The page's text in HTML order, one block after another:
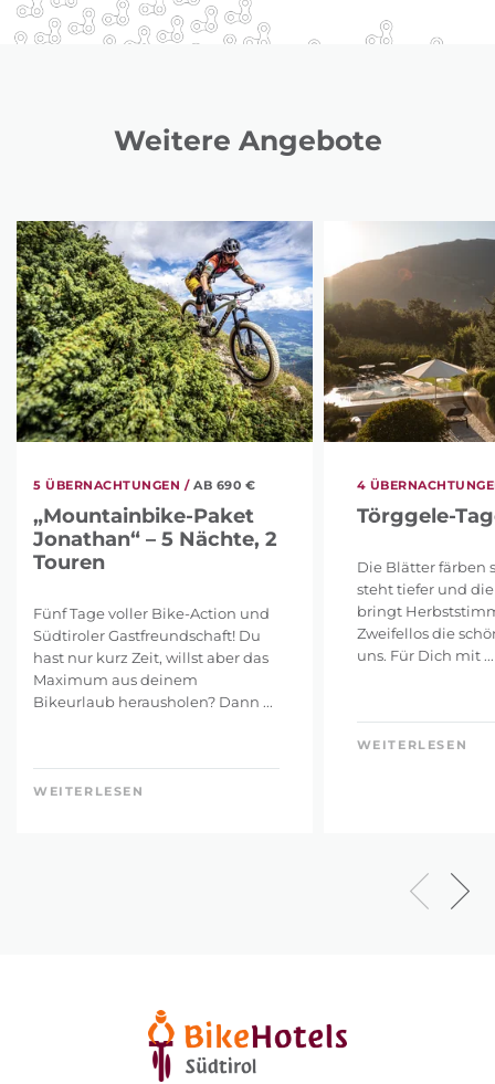
Weitere Angebote
5 ÜBERNACHTUNGEN / AB 690 €
„Mountainbike-Paket
Jonathan“ – 5 Nächte, 2
Touren
Fünf Tage voller Bike-Action und
Südtiroler Gastfreundschaft! Du
hast nur kurz Zeit, willst aber das
Maximum aus deinem
Bikeurlaub herausholen? Dann ...
WEITERLESEN
4
Törggele-
Die Blätter färben
steht tiefer und
bringt
Zweifellos die
uns. Für Dich mit ...
WEITERLESEN